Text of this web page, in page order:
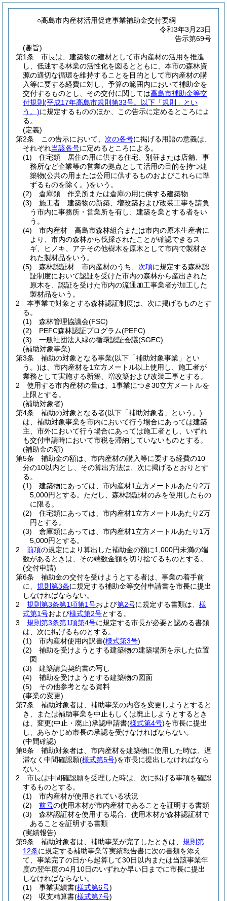
○高島市内産材活用促進事業補助金交付要綱
令和3年3月23日
告示第69号
(趣旨)
第1条
市長は、建築物の建材として市内産材の活用を推進
し、低迷する林業の活性化を図るとともに、本市の森林資
源の適切な循環を維持することを目的として市内産材の購
入等に要する経費に対し、予算の範囲内において補助金を
交付するものとし、その交付に関しては高島市補助金等交
付規則 (平成17年高島市規則第33号。以下「規則」とい
う。)に規定するもののほか、この告示に定めるところによ
る。
(定義)
第2条
この告示において、 次の各号に掲げる用語の意義は、
それぞれ当該各号に定めるところによる。
(1)
住宅類 居住の用に供する住宅、別荘または店舗、事
務所など企業等の営業の拠点として活用の目的を持つ建
築物(公共の用または公用に供するものおよびこれらに準
ずるものを除く。)をいう。
(2)
倉庫類 作業所または倉庫の用に供する建築物
(3)
施工者 建築物の新築、増改築および改装工事を請負
う市内に事務所・営業所を有し、建築を業とする者をい
う。
(4)
市内産材 高島市森林組合または市内の原木生産者に
より、市内の森林から伐採されたことが確認できるス
ギ、ヒノキ、アテその他樹木を原木として市内で製材さ
れた製材品をいう。
(5)
森林認証材 市内産材のうち、 次項に規定する森林認
証制度において認証を受けた市内の森林から産出された
原木を、認証を受けた市内の流通加工事業者が加工した
製材品をいう。
2
本事業で対象とする森林認証制度は、次に掲げるものとす
る。
(1)
森林管理協議会(FSC)
(2)
PEFC森林認証プログラム(PEFC)
(3)
一般社団法人緑の循環認証会議(SGEC)
(補助対象事業)
第3条
補助の対象となる事業(以下「補助対象事業」とい
う。)は、市内産材を1立方メートル以上使用し、施工者が
業務として実施する新築、増改築および改装工事とする。
2
使用する市内産材の量は、1事業につき30立方メートルを
上限とする。
(補助対象者)
第4条
補助の対象となる者(以下「補助対象者」という。)
は、補助対象事業を市内において行う場合にあっては建築
主、市外において行う場合にあっては施工者とし、いずれ
も交付申請時において市税を滞納していないものとする。
(補助金の額)
第5条
補助金の額は、市内産材の購入等に要する経費の10
分の10以内とし、その算出方法は、次に掲げるとおりとす
る。
(1)
建築物にあっては、市内産材1立方メートルあたり2万
5,000円とする。 ただし、森林認証材のみを使用したもの
に限る。
(2)
住宅類にあっては、市内産材1立方メートルあたり2万
円とする。
(3)
倉庫類にあっては、市内産材1立方メートルあたり1万
5,000円とする。
2
前項の規定により算出した補助金の額に1,000円未満の端
数があるときは、その端数金額を切り捨てるものとする。
(交付申請)
第6条
補助金の交付を受けようとする者は、事業の着手前
に、 規則第3条に規定する補助金等交付申請書を市長に提出
しなければならない。
2
規則第3条第1項第1号および第2号に規定する書類は、 様
式第1号および様式第2号とする。
3
規則第3条第1項第4号に規定する市長が必要と認める書類
は、次に掲げるものとする。
(1)
市内産材使用内訳書(様式第3号)
(2)
補助を受けようとする建築物の建築場所を示した位置
図
(3)
建築請負契約書の写し
(4)
補助を受けようとする建築物の図面
(5)
その他参考となる資料
(事業の変更)
第7条
補助対象者は、補助事業の内容を変更しようとすると
き、または補助事業を中止もしくは廃止しようとするとき
は、変更(中止・廃止)承認申請書(様式第4号)を市長に提出
し、あらかじめ市長の承認を受けなければならない。
(中間確認)
第8条
補助対象者は、市内産材を建築物に使用した時は、遅
滞なく中間確認願(様式第5号)を市長に提出しなければなら
ない。
2
市長は中間確認願を受理した時は、次に掲げる事項を確認
するものとする。
(1)
市内産材が使用されている状況
(2)
前号の使用木材が市内産材であることを証明する書類
(3)
森林認証材を使用する場合、使用木材が森林認証材で
あることを証明する書類
(実績報告)
第9条
補助対象者は、補助事業が完了したときは、 規則第
12条に規定する補助事業等実績報告書に次の書類を添え
て、事業完了の日から起算して30日以内または当該事業年
度の翌年度の4月10日のいずれか早い日までに市長に提出
しなければならない。
(1)
事業実績書(様式第6号)
(2)
収支精算書(様式第7号)